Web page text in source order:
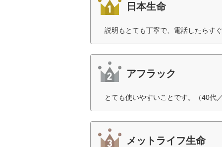
日本生命
説明もとても丁寧で、電話したらす
アフラック
とても使いやすいことです。（40代
メットライフ生命